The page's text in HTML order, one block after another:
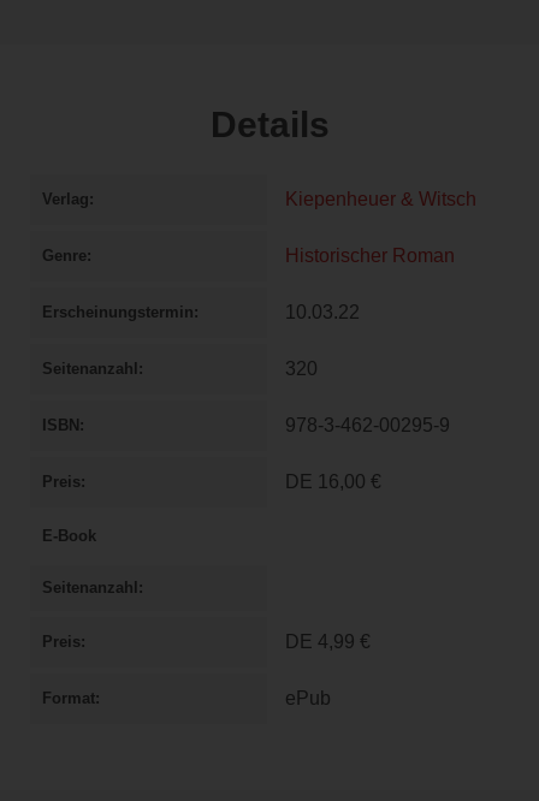
Details
Verlag Kiepenheuer & Witsch
Genre Historischer Roman
Erscheinungstermin 10.03.22
Seitenanzahl 320
ISBN 978-3-462-00295-9
Preis DE 16,00 €
E-Book
Seitenanzahl
Preis DE 4,99 €
Format ePub